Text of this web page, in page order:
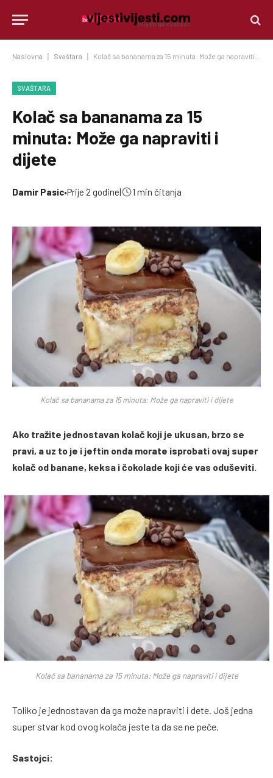
Naslovna Svaštara Kolač sa bananama za 15 minuta: Može ga napraviti i dijete
SVAŠTARA
Kolač sa bananama za 15
minuta: Može ga napraviti i
dijete
Damir Pasic•Prije 2 godine| 1 min čitanja
Kolač sa bananama za 15 minuta: Može ga napraviti i dijete
Ako tražite jednostavan kolač koji je ukusan, brzo se
pravi, a uz to je i jeftin onda morate isprobati ovaj super
kolač od banane, keksa i čokolade koji će vas oduševiti.
Kolač sa bananama za 15 minuta: Može ga napraviti i dijete
Toliko je jednostavan da ga može napraviti i dete. Još jedna
super stvar kod ovog kolača jeste ta da se ne peče.
Sastojci: